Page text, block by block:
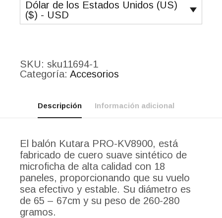
Dólar de los Estados Unidos (US)
($) - USD
SKU: sku11694-1
Categoría: Accesorios
Descripción Información adicional
El balón Kutara PRO-KV8900, está
fabricado de cuero suave sintético de
microficha de alta calidad con 18
paneles, proporcionando que su vuelo
sea efectivo y estable. Su diámetro es
de 65 – 67cm y su peso de 260-280
gramos.